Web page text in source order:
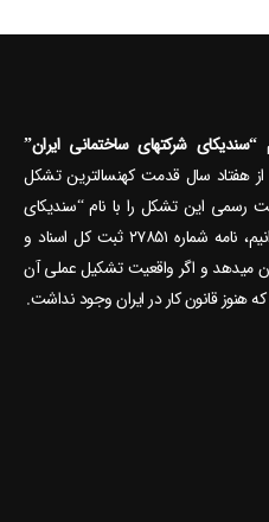
“سندیکای شرکتهای ساختمانی ایران”
شناخته می‎ شود با بیش از هفتاد سال قدمت کهنسال‎ترین تشکل
رسمی این تشکل را با نام “سندیکای
شرکتهای ساختمانی” تولد اسمی آن بدانیم، نامه شماره ۲۷۸۵۱ ثبت کل اسناد و
املاک تاریخ ۱۱ اسفند ۱۳۲۶ ه.ش را نشان می‎دهد و اگر واقعیت تشکیل عملی آن
که هنوز قانون کار در ایران وجود نداشت.